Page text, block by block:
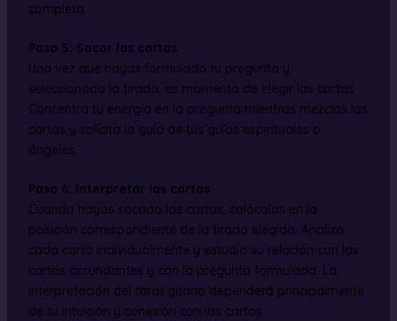
completa.
Paso 5: Sacar las cartas
Una vez que hayas formulado tu pregunta y
seleccionado la tirada, es momento de elegir las cartas.
Concentra tu energía en la pregunta mientras mezclas las
cartas y solicita la guía de tus guías espirituales o
ángeles.
Paso 6: Interpretar las cartas
Cuando hayas sacado las cartas, colócalas en la
posición correspondiente de la tirada elegida. Analiza
cada carta individualmente y estudia su relación con las
cartas circundantes y con la pregunta formulada. La
interpretación del tarot gitano dependerá principalmente
de tu intuición y conexión con las cartas.